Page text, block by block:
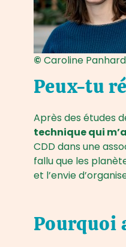
© Caroline Panhard
Peux-tu
Après des études
technique qui
CDD dans une
fallu que les
et l’envie
Pourquoi